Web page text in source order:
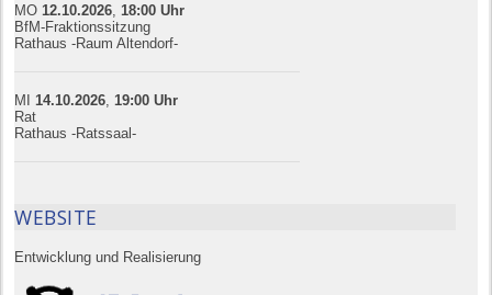
MO 12.10.2026 18:00 Uhr
BfM-Fraktionssitzung
Rathaus -Raum Altendorf-
MI 14.10.2026 19:00 Uhr
Rat
Rathaus -Ratssaal-
WEBSITE
Entwicklung und Realisierung